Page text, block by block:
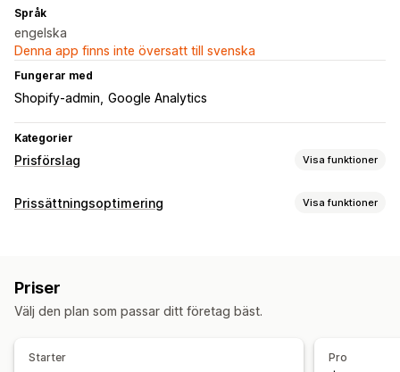
Språk
engelska
Denna app finns inte översatt till svenska
Fungerar med
Shopify-admin Google Analytics
Kategorier
Prisförslag Visa funktioner
Prissättningsregler
Anpassning
Aviseringar
Prissättningsoptimering Visa funktioner
Anpassad prissättning
Prisförhandling
Priser
Välj den plan som passar ditt företag bäst.
Starter Pro